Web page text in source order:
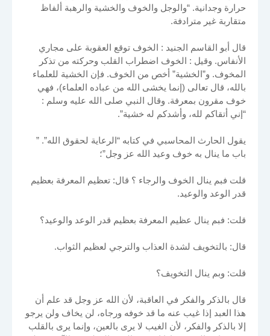
حرارة وجدانية. “والوجل والخوف والخشية والرهبة ألفاظ
متقاربة غير مترادفة.
قال أبو القاسم الجنيد : الخوف توقع العقوبة على مجاري
الأنفاس. وقيل : الخوف اضطراب القلب وحركته من تذكر
المخوف. و”الخشية” أخص من الخوف. فإن الخشية للعلماء
بالله، قال تعالى (إنما يخشى الله من عباده العلماء)، فهي
خوف مقرون بمعرفة. وقال النبي صلى الله عليه وسلم :
“إني أتقاكم لله، وأشدكم له خشية”.
يقول الحارث المحاسبي في كتابه “الرعاية لحقوق الله”. ”
باب ما ينال به خوف وعيد الله عز وجل”؛
قلت فبم ينال الخوف والرجاء ؟ قال: تعظيم المعرفة بعظيم
قدر الوعد والوعيد.
قلت: فبم ينال عظيم المعرفة بعظيم قدر الوعد والوعيد؟
قال: بالتخويف لشدة العذاب والترجي لعظيم الثواب.
قلت: وبم ينال التخويف؟
قال بالذكر والفكر في العاقبة، لأن الله عز وجل قد علم أن
هذا العبد إذا غيب عنه ما قد خوفه ورجاه، لن يخاف ولن يرجو
إلا بالذكر والفكر، لأن الغيب لا يرى بالعين، وإنما يرى بالقلب